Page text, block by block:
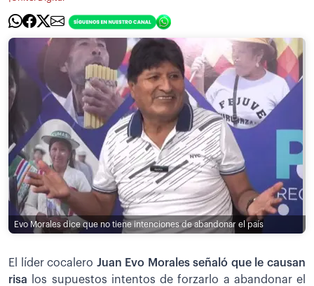
Evo Morales dice que no tiene intenciones de abandonar el país
El líder cocalero Juan Evo Morales señaló que le causan
risa
los supuestos intentos de forzarlo a abandonar el